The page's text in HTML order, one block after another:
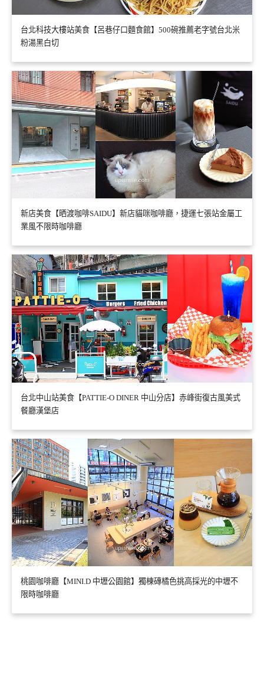
台北科技大樓站美食【呂巷仔口麵食館】500碗推薦老字號台北米
粉湯黑白切
新店美食【晒渡咖啡SAIDU】新店貓咪咖啡廳，捷運七張站金屬工
業風不限時咖啡廳
台北中山站美食【PATTIE-O DINER 中山分店】赤峰街復古風美式
餐廳漢堡店
桃園咖啡廳【MINI.D 中壢公園館】獨棟磚橘色挑高採光的中壢不
限時咖啡廳